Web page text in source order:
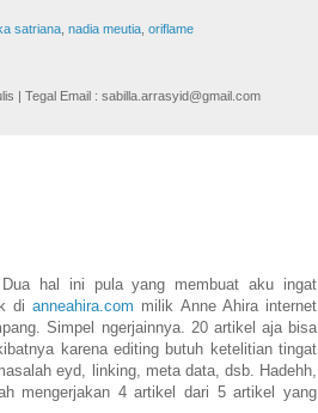
satriana nadia meutia oriflame
| Tegal Email : sabilla.arrasyid@gmail.com
hal ini pula yang membuat aku ingat
dianneahira.com milik Anne Ahira internet
Simpel ngerjainnya. 20 artikel aja bisa
karena editing butuh ketelitian tingat
eyd, linking, meta data, dsb. Hadehh,
mengerjakan 4 artikel dari 5 artikel yang